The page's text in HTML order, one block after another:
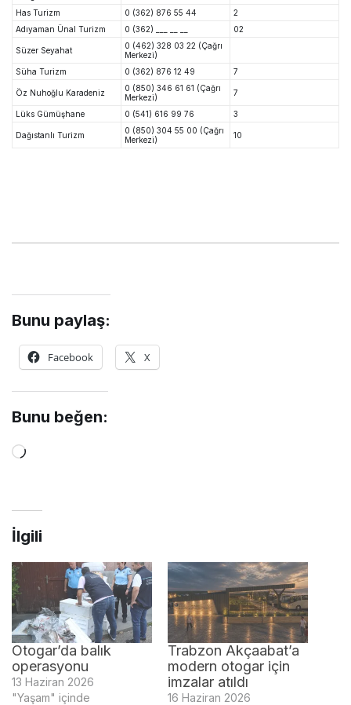
Has Turizm
0 (362) 876 55 44
2
Adıyaman Ünal Turizm
0 (362) ___ __ __ 02
Süzer Seyahat
0 (462) 328 03 22 (Çağrı
Merkezi)
Süha Turizm
0 (362) 876 12 49 7
Öz Nuhoğlu Karadeniz
0 (850) 346 61 61 (Çağrı
Merkezi)
7
Lüks Gümüşhane 0 (541) 616 99 76 3
Dağıstanlı Turizm
0 (850) 304 55 00 (Çağrı
Merkezi)
10
Bunu paylaş:
Facebook X
Bunu beğen:
Yükleniyor...
İlgili
Otogar’da balık
operasyonu
13 Haziran 2026
"Yaşam" içinde
Trabzon Akçaabat’a
modern otogar için
imzalar atıldı
16 Haziran 2026